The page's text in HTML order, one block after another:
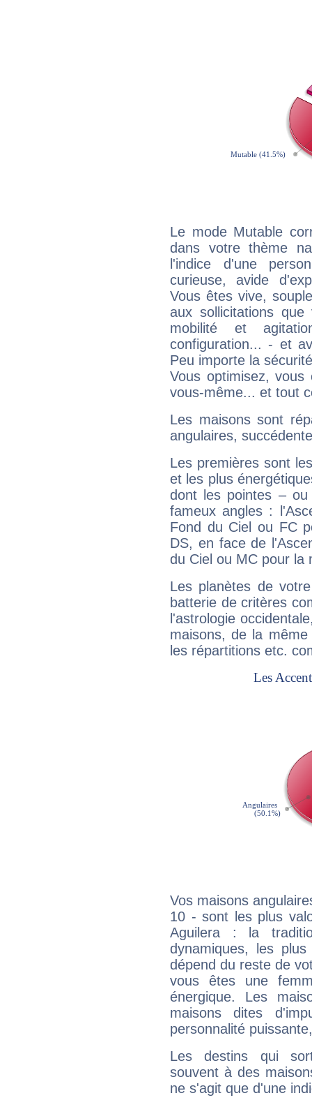
Le mode Mutable
dans votre thème
l'indice d'une
curieuse, avide
Vous êtes vive,
aux sollicitations
mobilité et
configuration... - et
Peu importe la
Vous optimisez, vous
vous-même... et tout
Les maisons sont
angulaires,
Les premières sont
et les plus
dont les pointes –
fameux angles :
Fond du Ciel ou FC
DS, en face de
du Ciel ou MC pour la
Les planètes de
batterie de critères
l'astrologie
maisons, de la
les répartitions etc.
Vos maisons
10 - sont les plus
Aguilera : la
dynamiques, les
dépend du reste de
vous êtes une
énergique. Les
maisons dites
personnalité
Les destins qui
souvent à des
ne s'agit que d'une